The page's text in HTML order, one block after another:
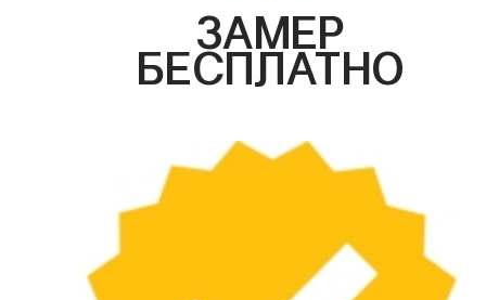
ЗАМЕР
БЕСПЛАТНО